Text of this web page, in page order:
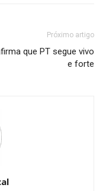
Próximo artigo
que PT segue vivo
e forte